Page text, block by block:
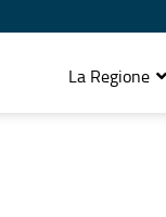
La Regione